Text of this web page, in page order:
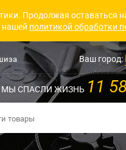
Продолжая оставаться
нашей политикой обработки
Ваш город:
МЫ СПАСЛИ ЖИЗНЬ 11